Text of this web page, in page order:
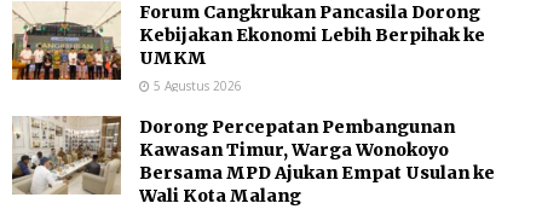
Forum Cangkrukan Pancasila Dorong
Kebijakan Ekonomi Lebih Berpihak ke
UMKM
5 Agustus 2026
Dorong Percepatan Pembangunan
Kawasan Timur, Warga Wonokoyo
Bersama MPD Ajukan Empat Usulan ke
Wali Kota Malang